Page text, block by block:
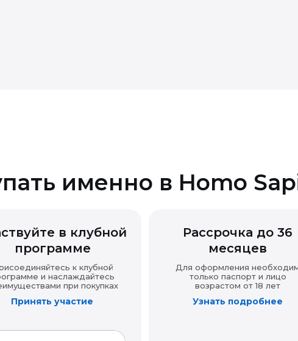
именно в Homo
Рассрочка до 36
месяцев
в клубной
программе
Принять участие Узнать подробнее
к клубной
и наслаждайтесь
при покупках
Для оформления
только паспорт и лицо
возрастом от 18 лет